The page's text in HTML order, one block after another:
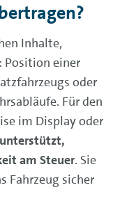
Inhalte,
Position einer
oder
Für den
im Display oder
am Steuer. Sie
Fahrzeug sicher